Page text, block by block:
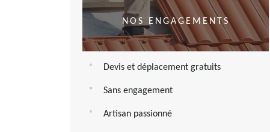
NOS ENGAGEMENTS
Devis et déplacement gratuits
Sans engagement
Artisan passionné